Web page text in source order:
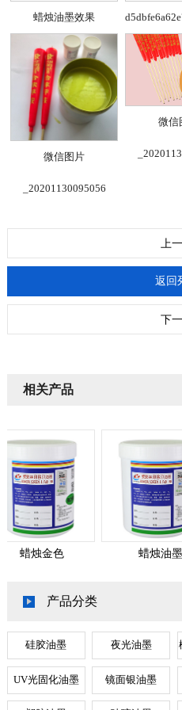
蜡烛油墨效果
微信图片
_20201130095056
微信
上
返回
下
相关产品
蜡烛金色 蜡烛油墨
产品分类
硅胶油墨 夜光油墨
UV光固化油墨 镜面银油墨